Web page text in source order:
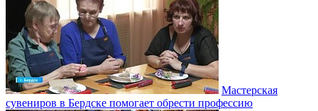
Мастерская
сувениров в Бердске помогает обрести профессию